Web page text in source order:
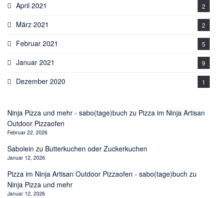
April 2021 2
März 2021 2
Februar 2021 5
Januar 2021 9
Dezember 2020 1
Ninja Pizza und mehr - sabo(tage)buch zu Pizza im Ninja Artisan
Outdoor Pizzaofen
Februar 22, 2026
Sabolein zu Butterkuchen oder Zuckerkuchen
Januar 12, 2026
Pizza im Ninja Artisan Outdoor Pizzaofen - sabo(tage)buch zu
Ninja Pizza und mehr
Januar 12, 2026